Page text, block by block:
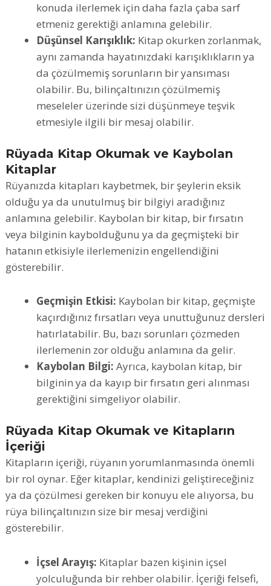
konuda ilerlemek için daha fazla çaba sarf
etmeniz gerektiği anlamına gelebilir.
Düşünsel Karışıklık: Kitap okurken zorlanmak,
aynı zamanda hayatınızdaki karışıklıkların ya
da çözülmemiş sorunların bir yansıması
olabilir. Bu, bilinçaltınızın çözülmemiş
meseleler üzerinde sizi düşünmeye teşvik
etmesiyle ilgili bir mesaj olabilir.
Rüyada Kitap Okumak ve Kaybolan
Kitaplar
Rüyanızda kitapları kaybetmek, bir şeylerin eksik
olduğu ya da unutulmuş bir bilgiyi aradığınız
anlamına gelebilir. Kaybolan bir kitap, bir fırsatın
veya bilginin kaybolduğunu ya da geçmişteki bir
hatanın etkisiyle ilerlemenizin engellendiğini
gösterebilir.
Geçmişin Etkisi: Kaybolan bir kitap, geçmişte
kaçırdığınız fırsatları veya unuttuğunuz dersleri
hatırlatabilir. Bu, bazı sorunları çözmeden
ilerlemenin zor olduğu anlamına da gelir.
Kaybolan Bilgi: Ayrıca, kaybolan kitap, bir
bilginin ya da kayıp bir fırsatın geri alınması
gerektiğini simgeliyor olabilir.
Rüyada Kitap Okumak ve Kitapların
İçeriği
Kitapların içeriği, rüyanın yorumlanmasında önemli
bir rol oynar. Eğer kitaplar, kendinizi geliştireceğiniz
ya da çözülmesi gereken bir konuyu ele alıyorsa, bu
rüya bilinçaltınızın size bir mesaj verdiğini
gösterebilir.
İçsel Arayış: Kitaplar bazen kişinin içsel
yolculuğunda bir rehber olabilir. İçeriği felsefi,